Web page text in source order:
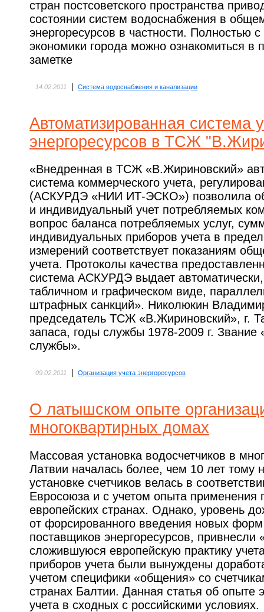
стран постсоветского пространства
состоянии систем водоснабжения в
энергоресурсов в частности. Полностью
экономики города можно ознакомиться в
заметке
14.02.2011 Система водоснабжения и канализации
Автоматизированная система
энергоресурсов в ТСЖ
«Внедренная в ТСЖ «В.Жириновский»
система коммерческого учета,
(АСКУРДЭ «НИИ ИТ-ЭСКО») позволила
и индивидуальный учет потребляемых
вопрос баланса потребляемых услуг,
индивидуальных приборов учета в
измерений соответствует показаниям
учета. Протоколы качества
система АСКУРДЭ выдает
табличном и графическом виде,
штрафных санкций». Николюкин
председатель ТСЖ «В.Жириновский», г.
запаса, годы службы 1978-2009 г. Звание
службы».
09.02.2011 Организация учета энергоресурсов
О латышском опыте
многоквартирных домах
Массовая установка водосчетчиков в
Латвии началась более, чем 10 лет тому
установке счетчиков велась в
Евросоюза и с учетом опыта применения
европейских странах. Однако, уровень
от форсированного введения новых
поставщиков энергоресурсов, привнесли
сложившуюся европейскую практику
приборов учета были вынуждены
учетом специфики «общения» со
странах Балтии. Данная статья об опыте
учета в сходных с российскими условиях.